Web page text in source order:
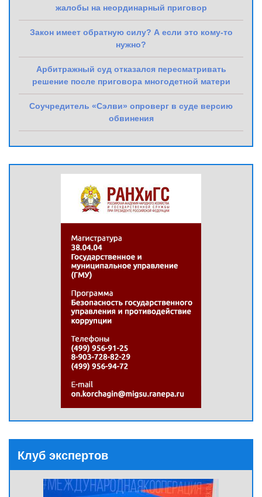
жалобы на неординарный приговор
Закон имеет обратную силу? А если это кому-то
нужно?
Арбитражный суд отказался пересматривать
решение после приговора многодетной матери
Соучредитель «Сэлви» опроверг в суде версию
обвинения
Клуб экспертов